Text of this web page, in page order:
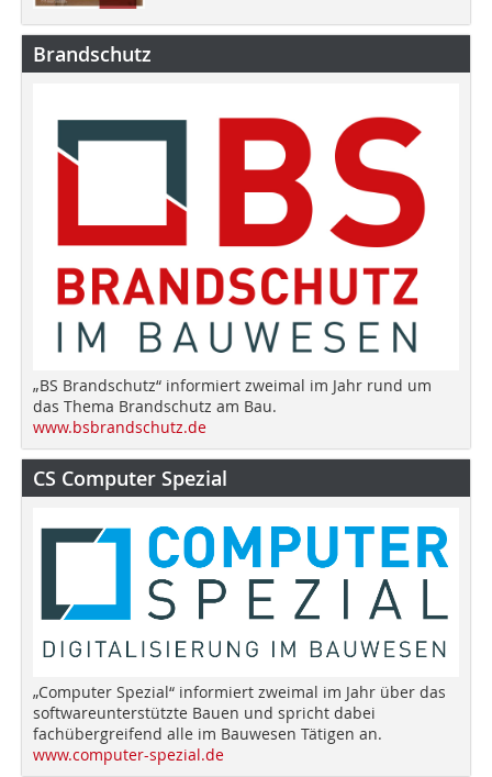
Brandschutz
„BS Brandschutz“ informiert zweimal im Jahr rund um
das Thema Brandschutz am Bau.
www.bsbrandschutz.de
CS Computer Spezial
„Computer Spezial“ informiert zweimal im Jahr über das
softwareunterstützte Bauen und spricht dabei
fachübergreifend alle im Bauwesen Tätigen an.
www.computer-spezial.de